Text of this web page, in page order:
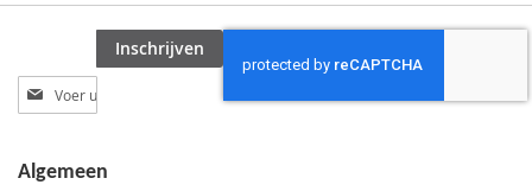
Abonneer
u
nieuwsbrief
Inschrijven
Algemeen